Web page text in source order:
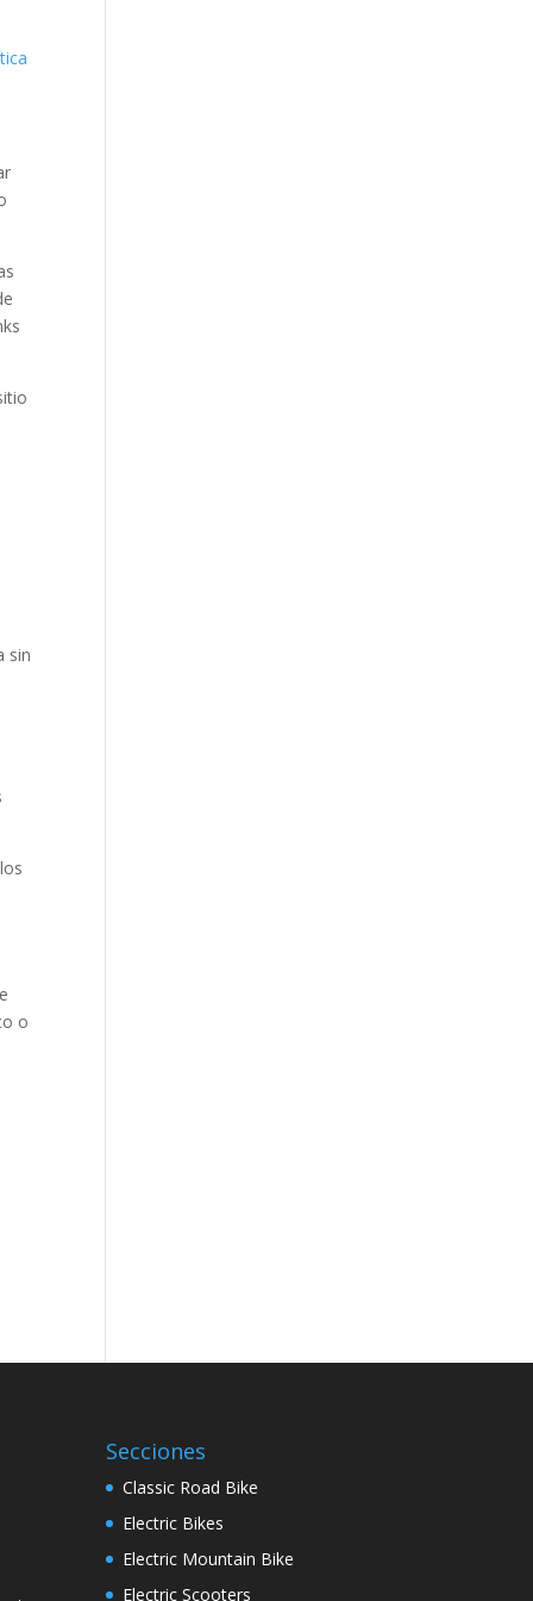
sin
o
Secciones
Classic Road Bike
Electric Bikes
Electric Mountain Bike
Electric Scooters